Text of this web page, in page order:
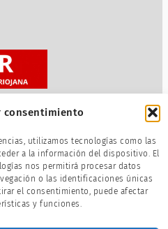
consentimiento
utilizamos tecnologías como las
a la información del dispositivo. El
nos permitirá procesar datos
o las identificaciones únicas
el consentimiento, puede afectar
y funciones.
servicio